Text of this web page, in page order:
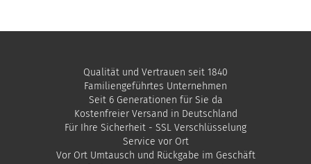
Qualität und Vertrauen seit 1840
Familiengeführtes Unternehmen
Seit 6 Generationen für Sie da
Kostenfreier Versand in Deutschland
Für Ihre Sicherheit - SSL Verschlüsselung
Service vor Ort
Vor Ort Umtausch und Rückgabe im Geschäft